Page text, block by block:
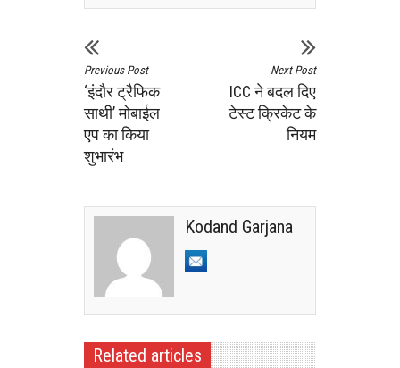
Previous Post
‘इंदौर ट्रैफिक
साथी’ मोबाईल
एप का किया
शुभारंभ
Next Post
ICC ने बदल दिए
टेस्ट क्रिकेट के
नियम
Kodand Garjana
Related articles